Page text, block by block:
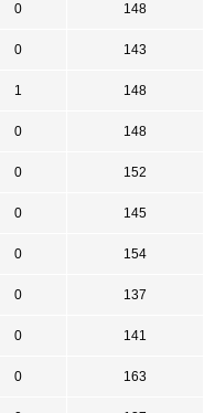
0 148
0 143
1 148
0 148
0 152
0 145
0 154
0 137
0 141
0 163